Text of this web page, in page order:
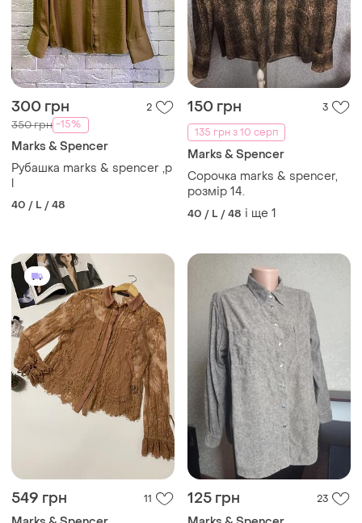
300 грн 2
350 грн -15%
Marks & Spencer
Рубашка marks & spencer ,p
l
40 / L / 48
150 грн
3
135 грн з 10 серп
Marks & Spencer
Сорочка marks & spencer,
розмір 14.
40 / L / 48 і ще 1
549 грн 11 125 грн 23